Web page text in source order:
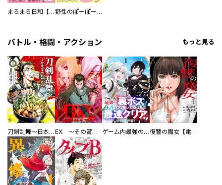
まろまろ日和【豪華版】 野性のぽーぽー【豪華版】
バトル・格闘・アクション もっと見る
刀剣乱舞～日本号つれづれ酒～ EX ～その賞金稼ぎは、世界の出口を探す～【単行本版】 ゲーム内最強の『裏ボス』に転生したので、主人公の代わりに最速クリアを目指します！【電子単行本版】 復讐の魔女【電子単行本版】